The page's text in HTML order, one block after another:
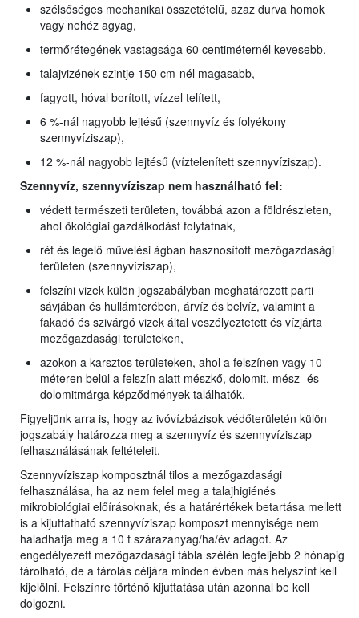
szélsőséges mechanikai összetételű, azaz durva homok
vagy nehéz agyag,
termőrétegének vastagsága 60 centiméternél kevesebb,
talajvizének szintje 150 cm-nél magasabb,
fagyott, hóval borított, vízzel telített,
6 %-nál nagyobb lejtésű (szennyvíz és folyékony
szennyvíziszap),
12 %-nál nagyobb lejtésű (víztelenített szennyvíziszap).
Szennyvíz, szennyvíziszap nem használható fel:
védett természeti területen, továbbá azon a földrészleten,
ahol ökológiai gazdálkodást folytatnak,
rét és legelő művelési ágban hasznosított mezőgazdasági
területen (szennyvíziszap),
felszíni vizek külön jogszabályban meghatározott parti
sávjában és hullámterében, árvíz és belvíz, valamint a
fakadó és szivárgó vizek által veszélyeztetett és vízjárta
mezőgazdasági területeken,
azokon a karsztos területeken, ahol a felszínen vagy 10
méteren belül a felszín alatt mészkő, dolomit, mész- és
dolomitmárga képződmények találhatók.
Figyeljünk arra is, hogy az ivóvízbázisok védőterületén külön
jogszabály határozza meg a szennyvíz és szennyvíziszap
felhasználásának feltételeit.
Szennyvíziszap komposztnál tilos a mezőgazdasági
felhasználása, ha az nem felel meg a talajhigiénés
mikrobiológiai előírásoknak, és a határértékek betartása mellett
is a kijuttatható szennyvíziszap komposzt mennyisége nem
haladhatja meg a 10 t szárazanyag/ha/év adagot. Az
engedélyezett mezőgazdasági tábla szélén legfeljebb 2 hónapig
tárolható, de a tárolás céljára minden évben más helyszínt kell
kijelölni. Felszínre történő kijuttatása után azonnal be kell
dolgozni.